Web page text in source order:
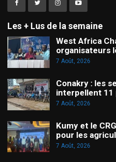
Les + Lus de la semaine
West Africa
organisateurs
7 Août, 2026
Conakry : les
interpellent
7 Août, 2026
Kumy et le
pour les
7 Août, 2026